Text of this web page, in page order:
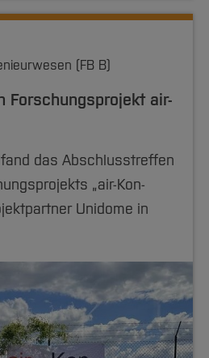
(FB B)
Forschungsprojekt air-
fand das Abschlusstreffen
„air-Kon-
Unidome in